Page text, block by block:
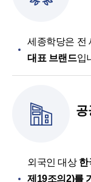
세종학당은 전
대표 브랜드입
공
외국인 대상 한
제19조의2)를